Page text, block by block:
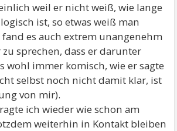
weil er nicht weiß, wie lange
ist, so etwas weiß man
es auch extrem unangenehm
sprechen, dass er darunter
wohl immer komisch, wie er sagte
selbst noch nicht damit klar, ist
von mir).
ich wieder wie schon am
weiterhin in Kontakt bleiben